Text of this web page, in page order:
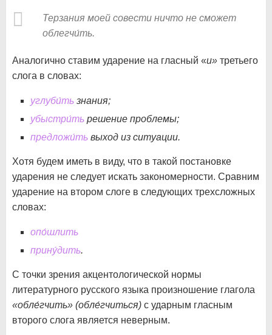
Терзания моей совести ничто не сможет
облегчи́ть.
Аналогично ставим ударение на гласный «и» третьего
слога в словах:
углуби́ть знания;
убыстри́ть решение проблемы;
предложи́ть выход из ситуации.
Хотя будем иметь в виду, что в такой постановке
ударения не следует искать закономерности. Сравним
ударение на втором слоге в следующих трехсложных
словах:
опо́шлить
прину́дить.
С точки зрения акцентологической нормы
литературного русского языка произношение глагола
«обле́гчить» (обле́гчиться) с ударным гласным
второго слога является неверным.